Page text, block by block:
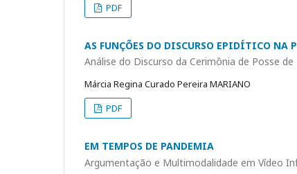
PDF
AS FUNÇÕES DO DISCURSO EPIDÍTICO NA
Análise do Discurso da Cerimônia de Posse
Márcia Regina Curado Pereira MARIANO
PDF
EM TEMPOS DE PANDEMIA
Argumentação e Multimodalidade em Vídeo